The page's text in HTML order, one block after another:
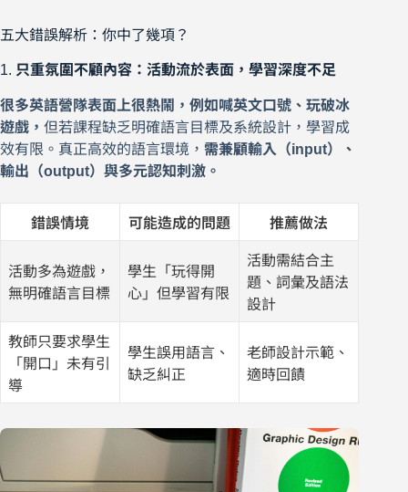
五大錯誤解析：你中了幾項？
1. 只重氛圍不顧內容：活動流於表面，學習深度不足
很多英語營隊表面上很熱鬧，例如喊英文口號、玩破冰
遊戲， 但若課程缺乏明確語言目標及系統設計，學習成
效有限。真正高效的語言環境， 需兼顧輸入（input）、
輸出（output）與多元認知刺激。
錯誤情境 可能造成的問題 推薦做法
活動多為遊戲，
無明確語言目標
學生「玩得開
心」但學習有限
活動需結合主
題、詞彙及語法
設計
教師只要求學生
「開口」未有引
導
學生誤用語言、
缺乏糾正
老師設計示範、
適時回饋